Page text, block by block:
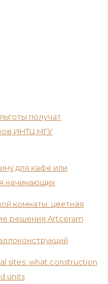
получат
ИНТЦ МГУ
для кафе или
начинающих
комнаты: цветная
решения Artceram
sites: what construction
units